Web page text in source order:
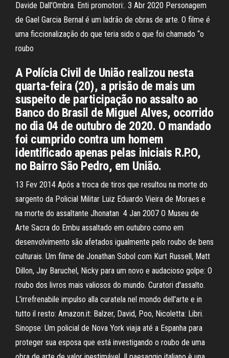
Davide Dall'Ombra. Enti promotori:. 3 Abr 2020 Personagem
de Gael Garcia Bernal é um ladrão de obras de arte. O filme é
uma ficcionalização do que teria sido o que foi chamado “o
roubo
A Polícia Civil de União realizou nesta
quarta-feira (20), a prisão de mais um
suspeito de participação no assalto ao
Banco do Brasil de Miguel Alves, ocorrido
no dia 04 de outubro de 2020. O mandado
foi cumprido contra um homem
identificado apenas pelas iniciais R.P.O,
no Bairro São Pedro, em União.
13 Fev 2014 Após a troca de tiros que resultou na morte do
sargento da Policial Militar Luiz Eduardo Vieira de Moraes e
na morte do assaltante Jhonatan 4 Jan 2007 O Museu de
Arte Sacra do Embu assaltado em outubro como em
desenvolvimento são afetados igualmente pelo roubo de bens
culturais. Um filme de Jonathan Sobol com Kurt Russell, Matt
Dillon, Jay Baruchel, Nicky para um novo e audacioso golpe: O
roubo dos livros mais valiosos do mundo. Curatori d'assalto.
L'irrefrenabile impulso alla curatela nel mondo dell'arte e in
tutto il resto: Amazon.it: Balzer, David, Poo, Nicoletta: Libri.
Sinopse: Um policial de Nova York viaja até a Espanha para
proteger sua esposa que está investigando o roubo de uma